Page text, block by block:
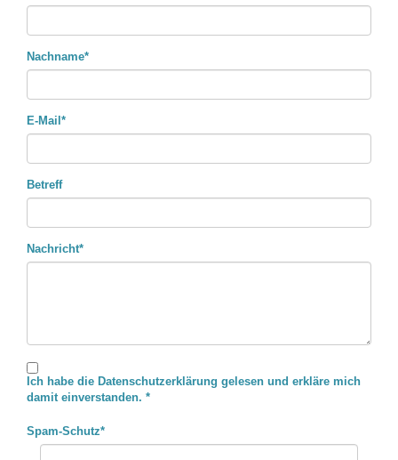
Nachname*
E-Mail *
Betreff
Nachricht*
Ich habe die Datenschutzerklärung gelesen und erkläre mich
damit einverstanden. *
Spam-Schutz*